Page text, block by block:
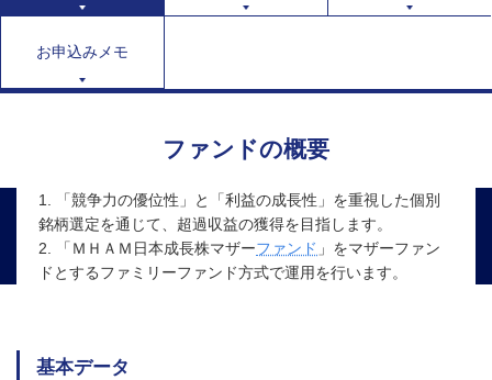
お申込みメモ
ファンドの概要
1. 「競争力の優位性」と「利益の成長性」を重視した個別
銘柄選定を通じて、超過収益の獲得を目指します。
2. 「ＭＨＡＭ日本成長株マザーファンド 」をマザーファン
ドとするファミリーファンド方式で運用を行います。
基本データ